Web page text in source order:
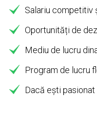
Salariu competitiv
Oportunități de
Mediu de lucru
Program de lucru
Dacă ești